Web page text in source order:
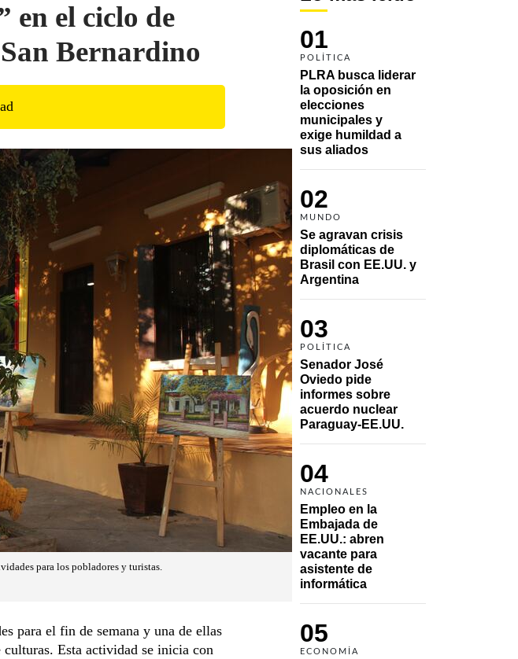
01
POLÍTICA
PLRA busca liderar
la oposición en
elecciones
municipales y
exige humildad a
sus aliados
02
MUNDO
Se agravan crisis
diplomáticas de
Brasil con EE.UU. y
Argentina
03
POLÍTICA
Senador José
Oviedo pide
informes sobre
acuerdo nuclear
Paraguay-EE.UU.
04
NACIONALES
Empleo en la
Embajada de
EE.UU.: abren
vacante para
asistente de
informática
05
ECONOMÍA
en el ciclo de
Bernardino
para los pobladores y turistas.
para el fin de semana y una de ellas
Esta actividad se inicia con